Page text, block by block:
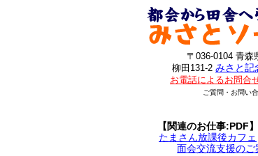
〒036-0104 青森
柳田131-2 みさと記
お電話によるお問合
ご質問・お問い
【関連のお仕事:PDF】
たまさん放課後カフェ
面会交流支援の